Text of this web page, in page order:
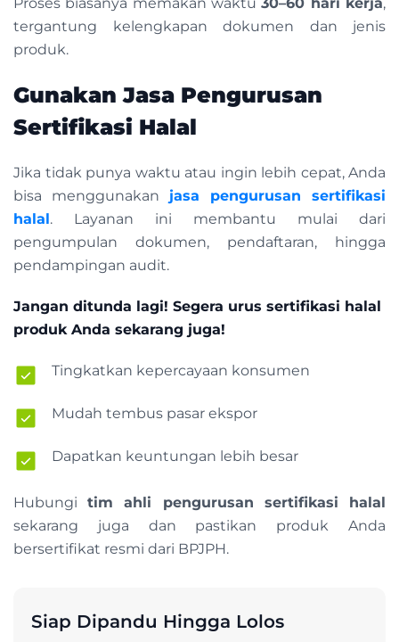
tergantung kelengkapan dokumen dan jenis
produk.
Gunakan Jasa Pengurusan
Sertifikasi Halal
Jika tidak punya waktu atau ingin lebih cepat, Anda
bisa menggunakan jasa pengurusan sertifikasi
halal. Layanan ini membantu mulai dari
pengumpulan dokumen, pendaftaran, hingga
pendampingan audit.
Jangan ditunda lagi! Segera urus sertifikasi halal
produk Anda sekarang juga!
Tingkatkan kepercayaan konsumen
Mudah tembus pasar ekspor
Dapatkan keuntungan lebih besar
Hubungitim ahli pengurusan sertifikasi halal
sekarang juga dan pastikan produk Anda
bersertifikat resmi dari BPJPH.
Siap Dipandu Hingga Lolos